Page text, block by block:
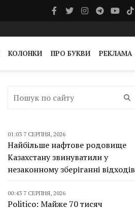
КОЛОНКИ ПРО БУКВИ РЕКЛАМА
01:03 7 СЕРПНЯ, 2026
Найбільше нафтове родовище
Казахстану звинуватили у
незаконному зберіганні відходів
00:43 7 СЕРПНЯ, 2026
Politico: Майже 70 тисяч